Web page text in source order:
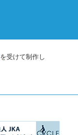
を受けて制作し